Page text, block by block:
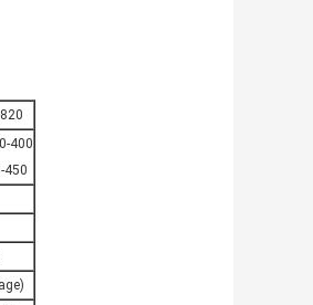
400
450